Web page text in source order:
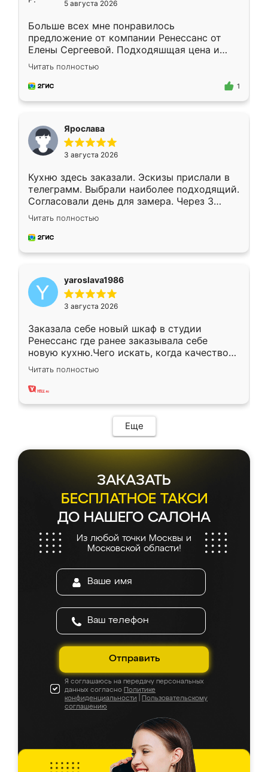
5 августа 2026
Больше всех мне понравилось
предложение от компании Ренессанс от
Елены Сергеевой. Подходяшщая цена и
короткие сроки изготовления. Приехавший
для замера сотрудник Владислав
предложил по моему эскизу самый
Читать полностью
1
Ярослава
3 августа 2026
Кухню здесь заказали. Эскизы прислали в
телеграмм. Выбрали наиболее подходящий.
Согласовали день для замера. Через 3
недели кухня была уже готова. Остались
довольны работой. Спасибо Ренессанс
мебель за качественную работу!
Читать полностью
yaroslava1986
3 августа 2026
Заказала себе новый шкаф в студии
Ренессанс где ранее заказывала себе
новую кухню.Чего искать, когда качеством
вполне довольна. Служит кухня уже почти
два года, нареканий нет.
Читать полностью
Еще
ЗАКАЗАТЬ
БЕСПЛАТНОЕ ТАКСИ
ДО НАШЕГО САЛОНА
Из любой точки Москвы и
Московской области!
Отправить
Я соглашаюсь на передачу персональных
данных согласно Политике
конфиденциальности
Пользовательскому
соглашению